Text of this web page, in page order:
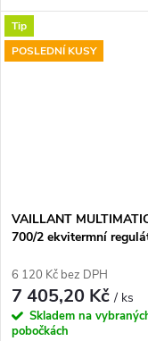
komunikačním...
Tip
POSLEDNÍ KUSY
VAILLANT
700/2 ekvitermní
6 120 Kč bez DPH
7 405,20 Kč/ ks
Skladem na
pobočkách